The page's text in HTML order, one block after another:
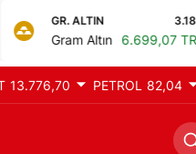
3.18%
Altın 6.699,07 TRY
13.776,70 PETROL 82,04